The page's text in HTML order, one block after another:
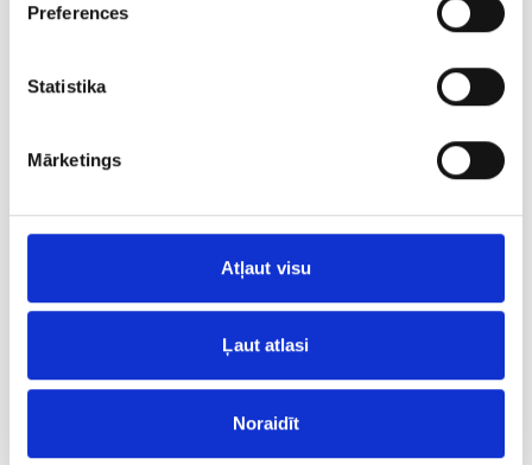
Preferences
Statistika
Mārketings
Atļaut visu
Ļaut atlasi
Noraidīt